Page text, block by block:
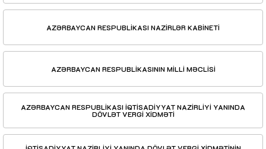
AZƏRBAYCAN RESPUBLİKASI NAZİRLƏR KABİNETİ
AZƏRBAYCAN RESPUBLİKASININ MİLLİ MƏCLİSİ
AZƏRBAYCAN RESPUBLİKASI İQTİSADİYYAT NAZİRLİYİ YANINDA
DÖVLƏT VERGİ XİDMƏTİ